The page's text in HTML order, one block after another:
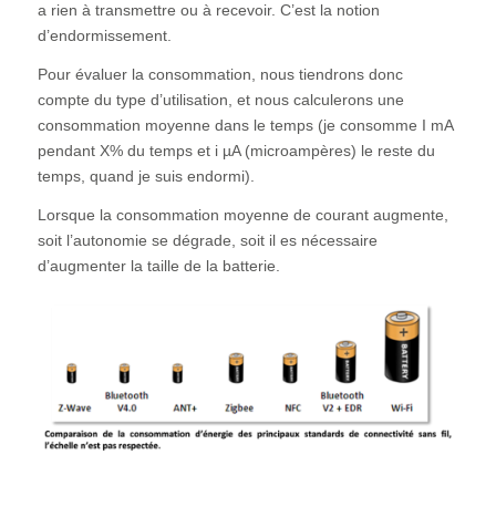
a rien à transmettre ou à recevoir. C’est la notion
d’endormissement.
Pour évaluer la consommation, nous tiendrons donc
compte du type d’utilisation, et nous calculerons une
consommation moyenne dans le temps (je consomme I mA
pendant X% du temps et i µA (microampères) le reste du
temps, quand je suis endormi).
Lorsque la consommation moyenne de courant augmente,
soit l’autonomie se dégrade, soit il es nécessaire
d’augmenter la taille de la batterie.